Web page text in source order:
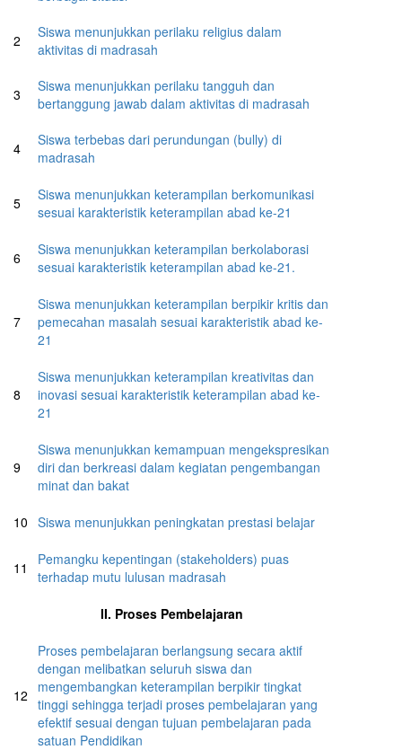
2
Siswa menunjukkan perilaku religius dalam
aktivitas di madrasah
3
Siswa menunjukkan perilaku tangguh dan
bertanggung jawab dalam aktivitas di madrasah
4
Siswa terbebas dari perundungan (bully) di
madrasah
5
Siswa menunjukkan keterampilan berkomunikasi
sesuai karakteristik keterampilan abad ke-21
6
Siswa menunjukkan keterampilan berkolaborasi
sesuai karakteristik keterampilan abad ke-21.
7
Siswa menunjukkan keterampilan berpikir kritis dan
pemecahan masalah sesuai karakteristik abad ke-
21
8
Siswa menunjukkan keterampilan kreativitas dan
inovasi sesuai karakteristik keterampilan abad ke-
21
9
Siswa menunjukkan kemampuan mengekspresikan
diri dan berkreasi dalam kegiatan pengembangan
minat dan bakat
10 Siswa menunjukkan peningkatan prestasi belajar
11
Pemangku kepentingan (stakeholders) puas
terhadap mutu lulusan madrasah
II. Proses Pembelajaran
12
Proses pembelajaran berlangsung secara aktif
dengan melibatkan seluruh siswa dan
mengembangkan keterampilan berpikir tingkat
tinggi sehingga terjadi proses pembelajaran yang
efektif sesuai dengan tujuan pembelajaran pada
satuan Pendidikan